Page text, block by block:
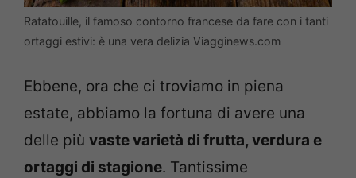
Ratatouille, il famoso contorno francese da fare con i tanti
ortaggi estivi: è una vera delizia Viagginews.com
Ebbene, ora che ci troviamo in piena
estate, abbiamo la fortuna di avere una
delle più vaste varietà di frutta, verdura e
ortaggi di stagione. Tantissime